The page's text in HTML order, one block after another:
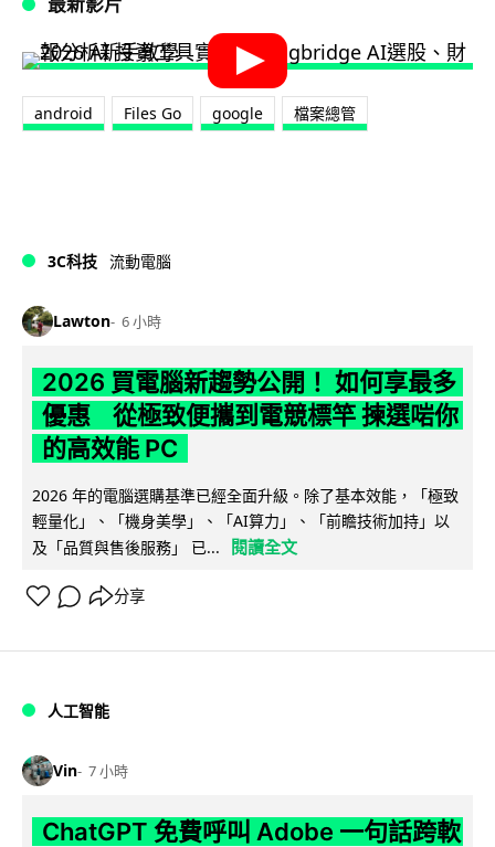
android Files Go google 檔案總管
3C科技 流動電腦
Lawton 6 小時
2026 買電腦新趨勢公開！ 如何享最多
優惠 從極致便攜到電競標竿 揀選啱你
的高效能 PC
2026 年的電腦選購基準已經全面升級。除了基本效能，「極致
輕量化」、「機身美學」、「AI算力」、「前瞻技術加持」以
及「品質與售後服務」 已...
閱讀全文
分享
人工智能
Vin 7 小時
ChatGPT 免費呼叫 Adobe 一句話跨軟